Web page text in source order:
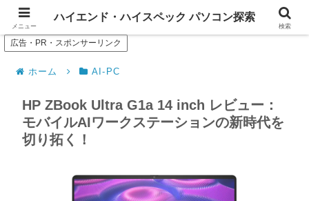
--- Search of high-spec or high-end PC ---
広告・PR・スポンサーリンク
ホーム AI-PC
HP ZBook Ultra G1a 14 inch レビュー：
モバイルAIワークステーションの新時代を
切り拓く！
メニュー
ハイエンド・ハイスペック パソコン探索
検索